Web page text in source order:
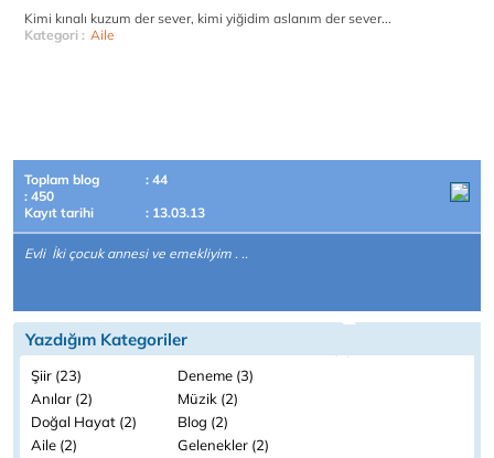
Kimi kınalı kuzum der sever, kimi yiğidim aslanım der sever...
Kategori : Aile
Toplam blog
: 44
: 450
Kayıt tarihi
: 13.03.13
Evli İki çocuk annesi ve emekliyim . ..
Yazdığım Kategoriler
Şiir (23)
Deneme (3)
Anılar (2)
Müzik (2)
Doğal Hayat (2)
Blog (2)
Aile (2)
Gelenekler (2)